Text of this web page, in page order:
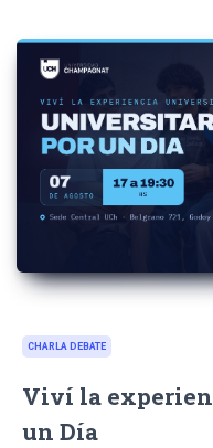
CHARLA DEBATE
Viví la
un Día